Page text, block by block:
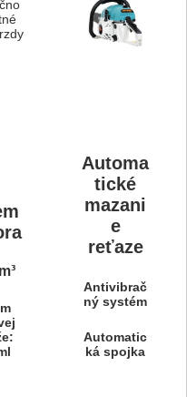
Automa
tické
mazani
e
reťaze
Antivibrač
ný systém
Automatic
ká spojka